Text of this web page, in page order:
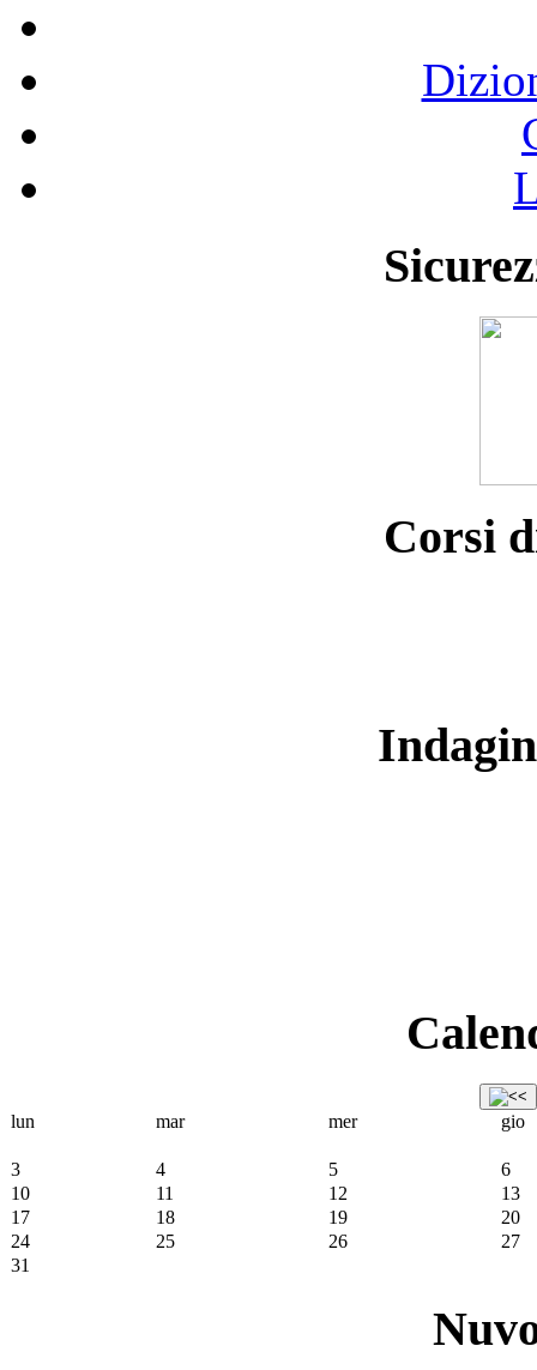
Corsi
lun
mar mer gio
3 4 5
6
10
11 12
13
17
18 19
20
24
25 26
27
31